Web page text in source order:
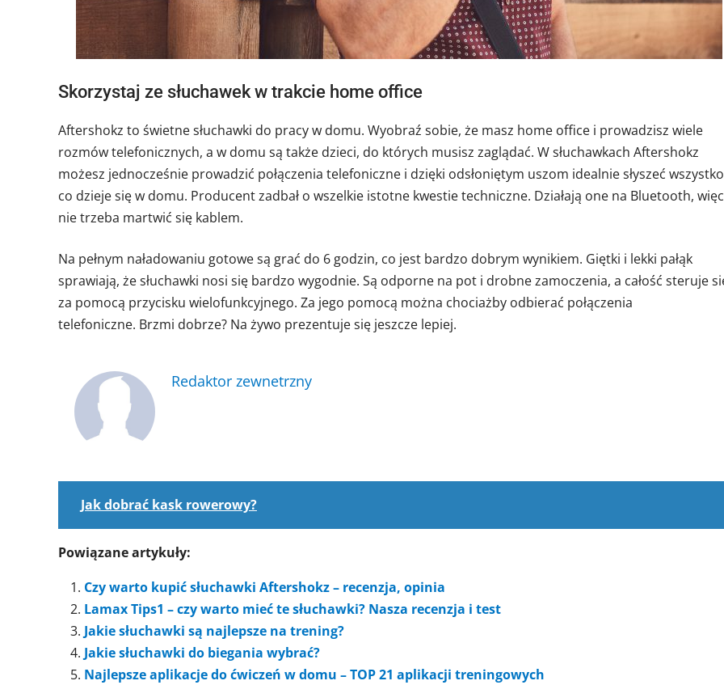
Skorzystaj ze słuchawek w trakcie home office
Aftershokz to świetne słuchawki do pracy w domu. Wyobraź sobie, że masz home office i prowadzisz wiele
rozmów telefonicznych, a w domu są także dzieci, do których musisz zaglądać. W słuchawkach Aftershokz
możesz jednocześnie prowadzić połączenia telefoniczne i dzięki odsłoniętym uszom idealnie słyszeć
co dzieje się w domu. Producent zadbał o wszelkie istotne kwestie techniczne. Działają one na Bluetooth, więc
nie trzeba martwić się kablem.
Na pełnym naładowaniu gotowe są grać do 6 godzin, co jest bardzo dobrym wynikiem. Giętki i lekki pałąk
sprawiają, że słuchawki nosi się bardzo wygodnie. Są odporne na pot i drobne zamoczenia, a całość steruje
za pomocą przycisku wielofunkcyjnego. Za jego pomocą można chociażby odbierać połączenia
telefoniczne. Brzmi dobrze? Na żywo prezentuje się jeszcze lepiej.
Redaktor zewnetrzny
Jak dobrać kask rowerowy?
Powiązane artykuły:
Czy warto kupić słuchawki Aftershokz – recenzja, opinia
Lamax Tips1 – czy warto mieć te słuchawki? Nasza recenzja i test
Jakie słuchawki są najlepsze na trening?
Jakie słuchawki do biegania wybrać?
Najlepsze aplikacje do ćwiczeń w domu – TOP 21 aplikacji treningowych